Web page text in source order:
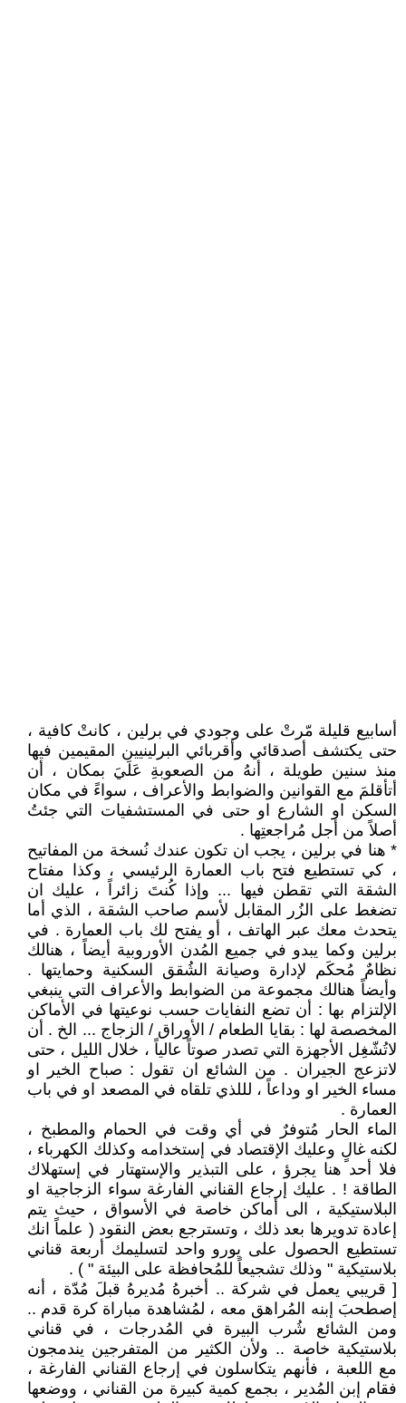
أسابيع قليلة مّرتْ على وجودي في برلين ، كانتْ كافية ،
حتى يكتشف أصدقائي وأقربائي البرلينيين المقيمين فيها
منذ سنين طويلة ، أنهُ من الصعوبةِ عَلَيَ بمكان ، أن
أتأقلمَ مع القوانين والضوابط والأعراف ، سواءً في مكان
السكن او الشارع او حتى في المستشفيات التي جئتُ
أصلاً من أجل مُراجعتِها .
* هنا في برلين ، يجب ان تكون عندك نُسخة من المفاتيح
، كي تستطيع فتح باب العمارة الرئيسي ، وكذا مفتاح
الشقة التي تقطن فيها ... وإذا كُنتَ زائراً ، عليك ان
تضغط على الزُر المقابل لأسم صاحب الشقة ، الذي أما
يتحدث معك عبر الهاتف ، أو يفتح لك باب العمارة . في
برلين وكما يبدو في جميع المُدن الأوروبية أيضاً ، هنالك
نظامٌ مُحكَم لإدارة وصيانة الشُقق السكنية وحمايتها .
وأيضاً هنالك مجموعة من الضوابط والأعراف التي ينبغي
الإلتزام بها : أن تضع النفايات حسب نوعيتها في الأماكن
المخصصة لها : بقايا الطعام / الأوراق / الزجاج ... الخ . أن
لاتُشّغِل الأجهزة التي تصدر صوتاً عالياً ، خلال الليل ، حتى
لاتزعج الجيران . من الشائع ان تقول : صباح الخير او
مساء الخير او وداعاً ، لللذي تلقاه في المصعد او في باب
العمارة .
الماء الحار مُتوفرٌ في أي وقت في الحمام والمطبخ ،
لكنه غالٍ وعليك الإقتصاد في إستخدامه وكذلك الكهرباء ،
فلا أحد هنا يجرؤ ، على التبذير والإستهتار في إستهلاك
الطاقة ! . عليك إرجاع القناني الفارغة سواء الزجاجية او
البلاستيكية ، الى أماكن خاصة في الأسواق ، حيث يتم
إعادة تدويرها بعد ذلك ، وتسترجع بعض النقود ( علماً انك
تستطيع الحصول على يورو واحد لتسليمك أربعة قناني
بلاستيكية " وذلك تشجيعاً للمُحافظة على البيئة " ) .
[ قريبي يعمل في شركة .. أخبرهُ مُديرهُ قبلَ مُدّة ، أنه
إصطحبَ إبنه المُراهق معه ، لمُشاهدة مباراة كرة قدم ..
ومن الشائع شُرب البيرة في المُدرجات ، في قناني
بلاستيكية خاصة .. ولأن الكثير من المتفرجين يندمجون
مع اللعبة ، فأنهم يتكاسلون في إرجاع القناني الفارغة ،
فقام إبن المُدير ، بجمع كمية كبيرة من القناني ، ووضعها